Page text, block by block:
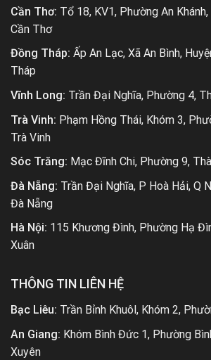
Cần Thơ: Tổ 18, KV1, Phường An Khánh,
Cần Thơ
Đồng Tháp: Ấp An Lạc, Xã An Bình,
Tháp
Vĩnh Long: Trần Đại Nghĩa, Phường 4,
Trà Vinh: Phạm Hồng Thái, Khóm 3,
Trà Vinh
Sóc Trăng: Mạc Đĩnh Chi, Phường 9,
Đà Nẵng: Trần Đại Nghĩa, P Hoà Hải, Q
Đà Nẵng
Hà Nội: 115 Khương Đình, Phường Hạ
Xuân
THÔNG TIN LIÊN HỆ
Bạc Liêu: Trần Bỉnh Khuôl, Khóm 2,
An Giang: Khóm Bình Đức 1, Phường
Xuyên